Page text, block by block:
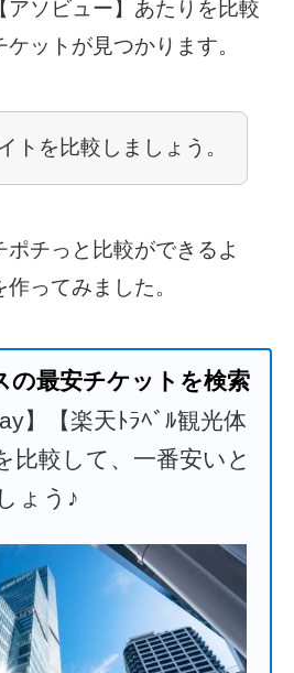
アソビュー】あたりを比較
ットが見つかります。
トを比較しましょう。
ポチっと比較ができるよ
ってみました。
の最安チケットを検索
】【楽天ﾄﾗﾍﾞﾙ観光体
比較して、一番安いと
ょう♪